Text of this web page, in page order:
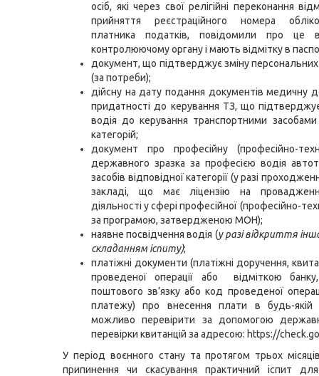
осіб, які через свої релігійні переконання
прийняття реєстраційного номера
платника податків, повідомили про це
контролюючому органу і мають відмітку в
документ, що підтверджує зміну
(за потреби);
дійсну на дату подання документів медичну
придатності до керування ТЗ, що
водія до керування транспортними засобами
категорій;
документ про професійну (професійно-
державного зразка за професією водія
засобів відповідної категорії (у разі
закладі, що має ліцензію на
діяльності у сфері професійної (професійно-
за програмою, затвердженою МОН);
наявне посвідчення водія (уразі відкриття
складанням іспиту);
платіжні документи (платіжні доручення,
проведеної операції або відміткою
поштового зв’язку або код проведеної
платежу) про внесення плати в будь-якій
можливо перевірити за допомогою
перевірки квитанцій за адресою: https://
У період воєнного стану та протягом трьох
припинення чи скасування практичний іспит